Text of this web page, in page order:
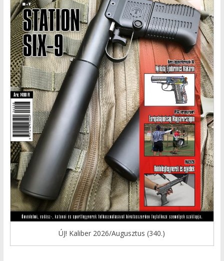
ÚJ! Kaliber 2026/Augusztus (340.)